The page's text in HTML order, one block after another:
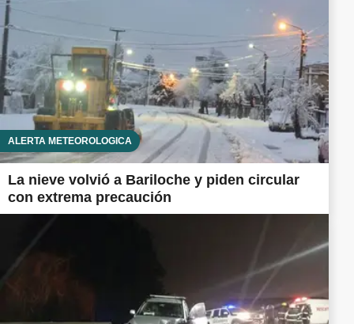
ALERTA METEOROLÓGICA
La nieve volvió a Bariloche y piden circular
con extrema precaución